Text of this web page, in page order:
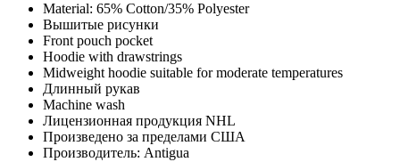
Material: 65% Cotton/35% Polyester
Вышитые рисунки
Front pouch pocket
Hoodie with drawstrings
Midweight hoodie suitable for moderate temperatures
Длинный рукав
Machine wash
Лицензионная продукция NHL
Произведено за пределами США
Производитель: Antigua